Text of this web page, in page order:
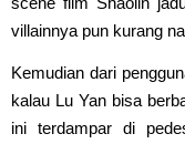
villainnya pun kurang
Kemudian dari
kalau Lu Yan bisa
ini terdampar di